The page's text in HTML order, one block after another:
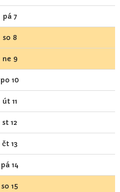
pá 7
so 8
ne 9
po 10
út 11
st 12
čt 13
pá 14
so 15